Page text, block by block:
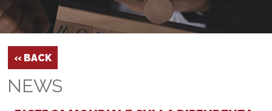
‹‹ BACK
NEWS